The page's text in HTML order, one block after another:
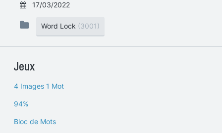
17/03/2022
Word Lock (3001)
Jeux
4 Images 1 Mot
94%
Bloc de Mots